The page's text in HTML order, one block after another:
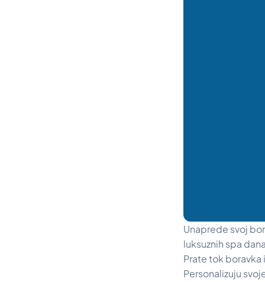
Unaprede svoj
luksuznih spa
Prate tok boravka
Personalizuju